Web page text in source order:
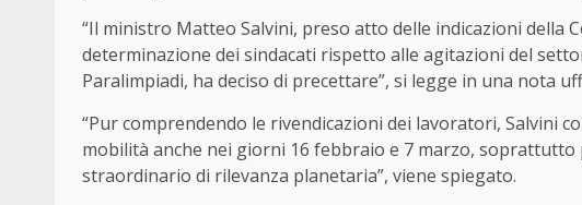
“Il ministro Matteo Salvini, preso atto delle indicazioni della
determinazione dei sindacati rispetto alle agitazioni del
Paralimpiadi, ha deciso di precettare”, si legge in una nota
“Pur comprendendo le rivendicazioni dei lavoratori, Salvini
mobilità anche nei giorni 16 febbraio e 7 marzo,
straordinario di rilevanza planetaria”, viene spiegato.